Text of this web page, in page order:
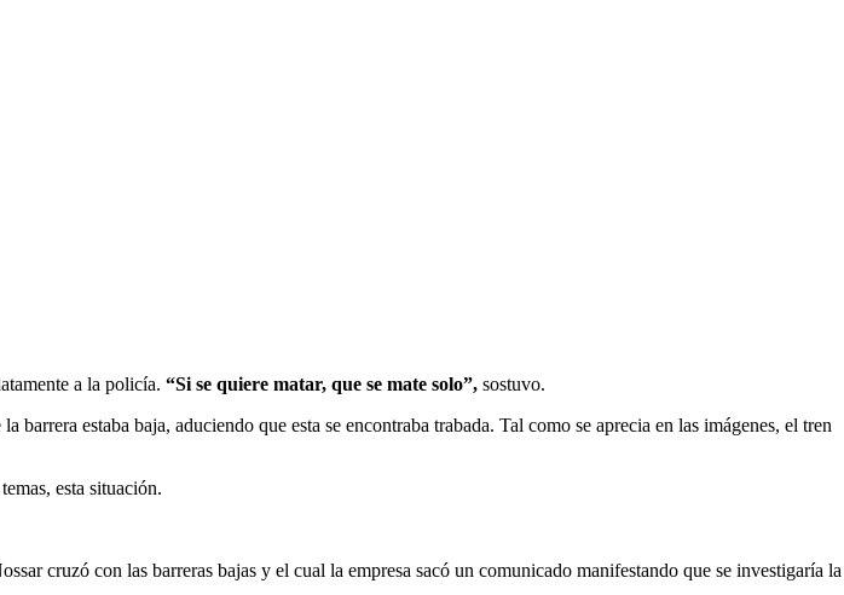
a la policía. “Si se quiere matar, que se mate solo”, sostuvo.
estaba baja, aduciendo que esta se encontraba trabada. Tal como se aprecia en las imágenes, el tren
esta situación.
cruzó con las barreras bajas y el cual la empresa sacó un comunicado manifestando que se investigaría la